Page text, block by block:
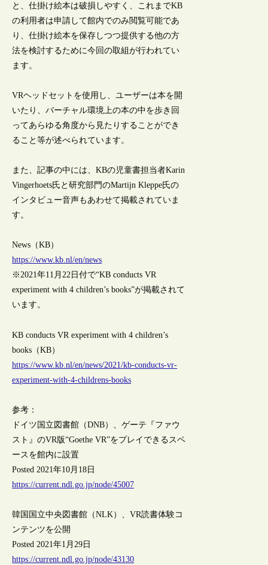
と、仕掛け絵本は破損しやすく、これまでKB
の利用者は申請して館内でのみ閲覧可能であ
り、仕掛け絵本を保存しつつ提供する他の方
法を検討するために今回の取組が行われてい
ます。
VRヘッドセットを使用し、ユーザーは本を開
いたり、バーチャル環境上の本の中を歩き回
ってあらゆる角度から見たりすることができ
ること等が述べられています。
また、記事の中には、KBの児童書担当者Karin
Vingerhoets氏と研究部門のMartijn Kleppe氏の
インタビュー音声もあわせて掲載されていま
す。
News（KB）
https://www.kb.nl/en/news
※2021年11月22日付で“KB conducts VR
experiment with 4 children’s books”が掲載されて
います。
KB conducts VR experiment with 4 children’s
books（KB）
https://www.kb.nl/en/news/2021/kb-conducts-vr-
experiment-with-4-childrens-books
参考：
ドイツ国立図書館（DNB）、ゲーテ『ファウ
スト』のVR版“Goethe VR”をプレイできるスペ
ースを館内に設置
Posted 2021年10月18日
https://current.ndl.go.jp/node/45007
韓国国立中央図書館（NLK）、VR読書体験コ
ンテンツを公開
Posted 2021年1月29日
https://current.ndl.go.jp/node/43130